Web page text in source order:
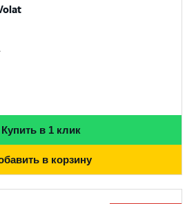
Купить в 1 клик
в корзину